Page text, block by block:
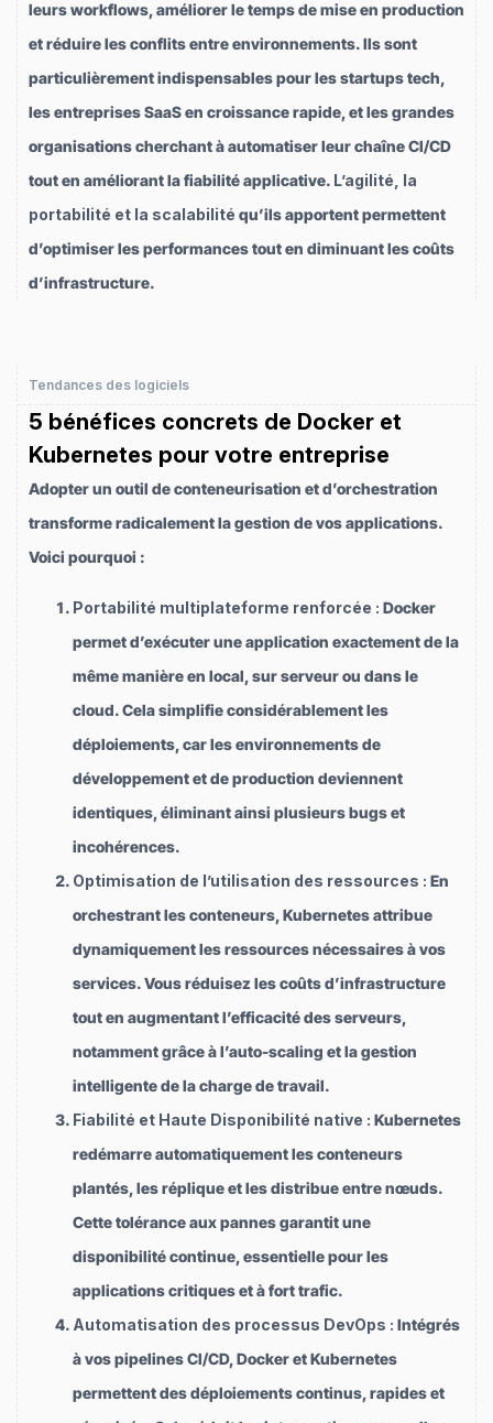
leurs workflows, améliorer le temps de mise en production
et réduire les conflits entre environnements. Ils sont
particulièrement indispensables pour les startups tech,
les entreprises SaaS en croissance rapide, et les grandes
organisations cherchant à automatiser leur chaîne CI/CD
tout en améliorant la fiabilité applicative. L’agilité, la
portabilité et la scalabilité qu’ils apportent permettent
d’optimiser les performances tout en diminuant les coûts
d’infrastructure.
Tendances des logiciels
5 bénéfices concrets de Docker et
Kubernetes pour votre entreprise
Adopter un outil de conteneurisation et d’orchestration
transforme radicalement la gestion de vos applications.
Voici pourquoi :
Portabilité multiplateforme renforcée : Docker
permet d’exécuter une application exactement de la
même manière en local, sur serveur ou dans le
cloud. Cela simplifie considérablement les
déploiements, car les environnements de
développement et de production deviennent
identiques, éliminant ainsi plusieurs bugs et
incohérences.
Optimisation de l’utilisation des ressources : En
orchestrant les conteneurs, Kubernetes attribue
dynamiquement les ressources nécessaires à vos
services. Vous réduisez les coûts d’infrastructure
tout en augmentant l’efficacité des serveurs,
notamment grâce à l’auto-scaling et la gestion
intelligente de la charge de travail.
Fiabilité et Haute Disponibilité native : Kubernetes
redémarre automatiquement les conteneurs
plantés, les réplique et les distribue entre nœuds.
Cette tolérance aux pannes garantit une
disponibilité continue, essentielle pour les
applications critiques et à fort trafic.
Automatisation des processus DevOps : Intégrés
à vos pipelines CI/CD, Docker et Kubernetes
permettent des déploiements continus, rapides et